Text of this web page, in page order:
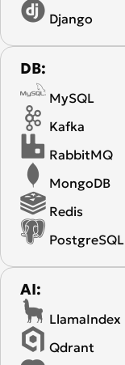
Django
DB:
MySQL
Kafka
RabbitMQ
MongoDB
Redis
PostgreSQL
AI:
LlamaIndex
Qdrant